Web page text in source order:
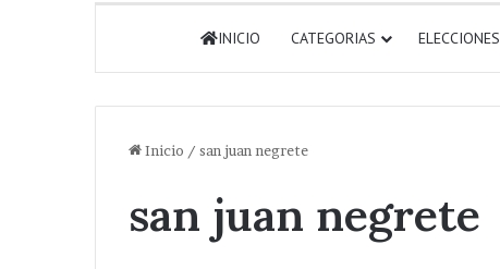
INICIO CATEGORIAS ELECCIONES
Inicio / san juan negrete
san juan negrete